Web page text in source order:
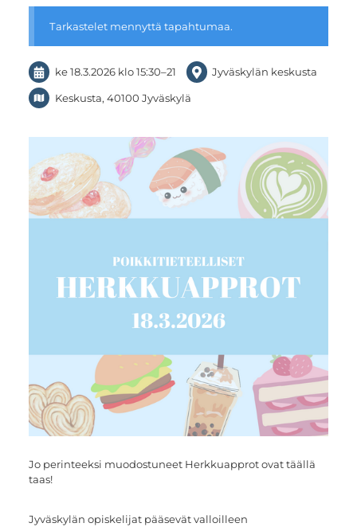
Tarkastelet mennyttä tapahtumaa.
ke 18.3.2026 klo 15:30–21 Jyväskylän keskusta
Keskusta, 40100 Jyväskylä
Jo perinteeksi muodostuneet Herkkuapprot ovat täällä
taas!
Jyväskylän opiskelijat pääsevät valloilleen